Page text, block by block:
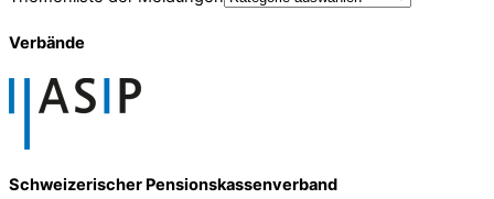
Verbände
Schweizerischer Pensionskassenverband